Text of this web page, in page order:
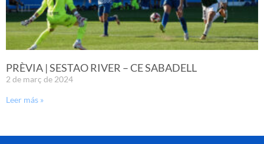
PRÈVIA | SESTAO RIVER – CE SABADELL
2 de març de 2024
Leer más »